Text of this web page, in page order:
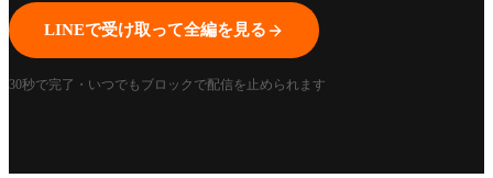
LINEで受け取って全編を見る
30秒で完了・いつでもブロックで配信を止められます